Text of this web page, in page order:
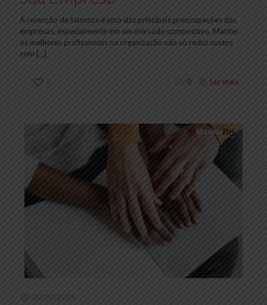
A retenção de talentos é uma das principais preocupações das
empresas, especialmente em um mercado competitivo. Manter
os melhores profissionais na organização não só reduz custos
com […]
2 0 Ler mais
20/01/2025